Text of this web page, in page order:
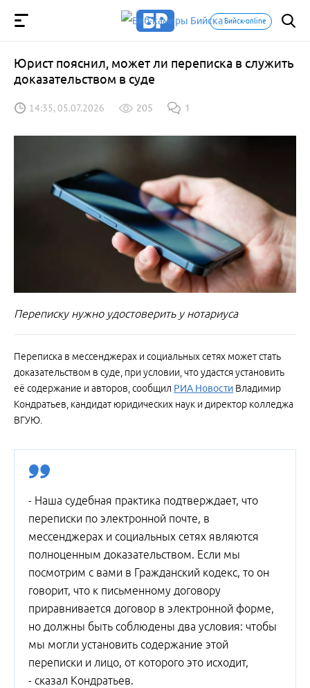
Бийск-online
Юрист пояснил, может ли переписка в служить
доказательством в суде
14:35, 05.07.2026 205 1
Переписку нужно удостоверить у нотариуса
Переписка в мессенджерах и социальных сетях может стать
доказательством в суде, при условии, что удастся установить
её содержание и авторов, сообщил РИА Новости Владимир
Кондратьев, кандидат юридических наук и директор колледжа
ВГУЮ.
- Наша судебная практика подтверждает, что
переписки по электронной почте, в
мессенджерах и социальных сетях являются
полноценным доказательством. Если мы
посмотрим с вами в Гражданский кодекс, то он
говорит, что к письменному договору
приравнивается договор в электронной форме,
но должны быть соблюдены два условия: чтобы
мы могли установить содержание этой
переписки и лицо, от которого это исходит,
- сказал Кондратьев.